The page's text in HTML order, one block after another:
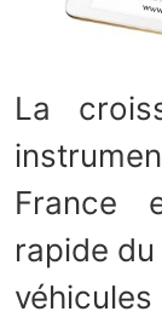
La
France
rapide